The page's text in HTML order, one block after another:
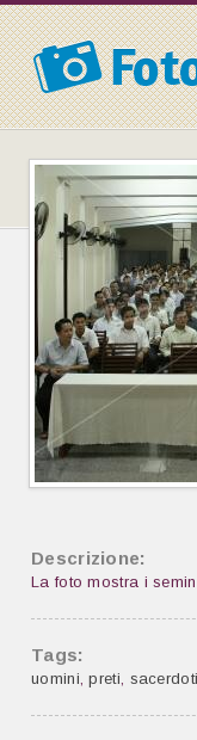
Descrizione:
La foto mostra i
Tags:
uomini,preti,